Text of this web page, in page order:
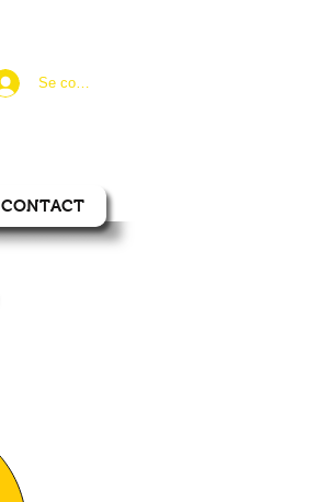
Se connecter
CONTACT